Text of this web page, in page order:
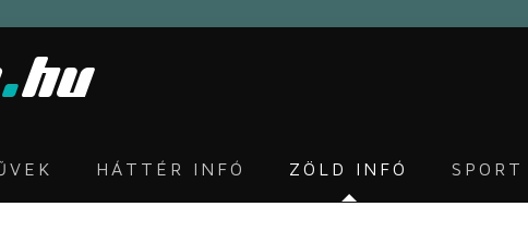
HÁTTÉR INFÓ ZÖLD INFÓ SPORT